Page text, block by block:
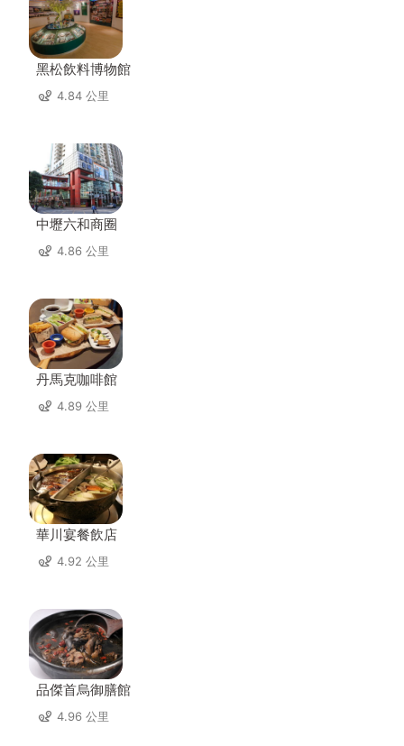
黑松飲料博物館
4.84 公里
中壢六和商圈
4.86 公里
丹馬克咖啡館
4.89 公里
華川宴餐飲店
4.92 公里
品傑首烏御膳館
4.96 公里